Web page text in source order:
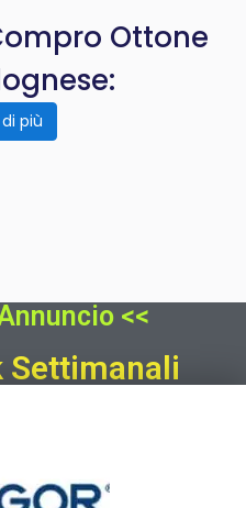
Ottone
più
<<
Settimanali